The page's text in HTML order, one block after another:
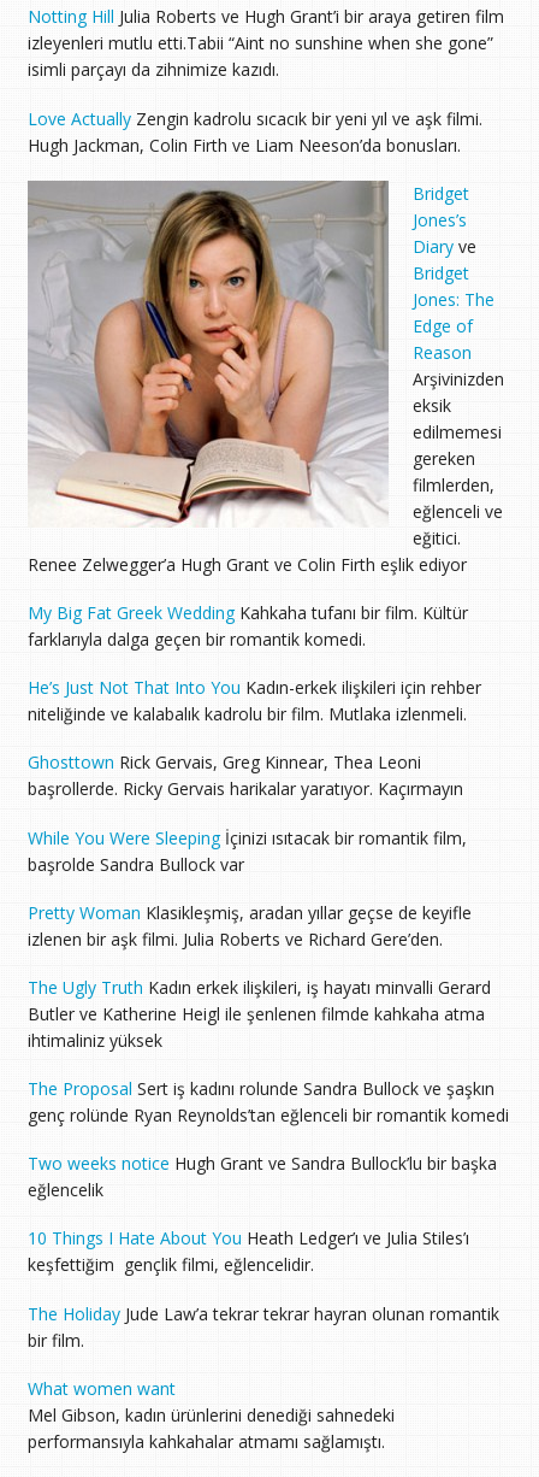
Notting Hill Julia Roberts ve Hugh Grant’i bir araya getiren film
izleyenleri mutlu etti.Tabii “Aint no sunshine when she gone”
isimli parçayı da zihnimize kazıdı.
Love ActuallyZengin kadrolu sıcacık bir yeni yıl ve aşk filmi.
Hugh Jackman, Colin Firth ve Liam Neeson’da bonusları.
Bridget
Jones’s
Diaryve
Bridget
Jones: The
Edge of
Reason
Arşivinizden
eksik
edilmemesi
gereken
filmlerden,
eğlenceli ve
eğitici.
Renee Zelwegger’a Hugh Grant ve Colin Firth eşlik ediyor
My Big Fat Greek WeddingKahkaha tufanı bir film. Kültür
farklarıyla dalga geçen bir romantik komedi.
He’s Just Not That Into You Kadın-erkek ilişkileri için rehber
niteliğinde ve kalabalık kadrolu bir film. Mutlaka izlenmeli.
Ghosttown Rick Gervais, Greg Kinnear, Thea Leoni
başrollerde. Ricky Gervais harikalar yaratıyor. Kaçırmayın
While You Were Sleeping İçinizi ısıtacak bir romantik film,
başrolde Sandra Bullock var
Pretty Woman Klasikleşmiş, aradan yıllar geçse de keyifle
izlenen bir aşk filmi. Julia Roberts ve Richard Gere’den.
The Ugly Truth Kadın erkek ilişkileri, iş hayatı minvalli Gerard
Butler ve Katherine Heigl ile şenlenen filmde kahkaha atma
ihtimaliniz yüksek
The Proposal Sert iş kadını rolunde Sandra Bullock ve şaşkın
genç rolünde Ryan Reynolds’tan eğlenceli bir romantik komedi
Two weeks notice Hugh Grant ve Sandra Bullock’lu bir başka
eğlencelik
10 Things I Hate About You Heath Ledger’ı ve Julia Stiles’ı
keşfettiğim gençlik filmi, eğlencelidir.
The HolidayJude Law’a tekrar tekrar hayran olunan romantik
bir film.
What women want
Mel Gibson, kadın ürünlerini denediği sahnedeki
performansıyla kahkahalar atmamı sağlamıştı.